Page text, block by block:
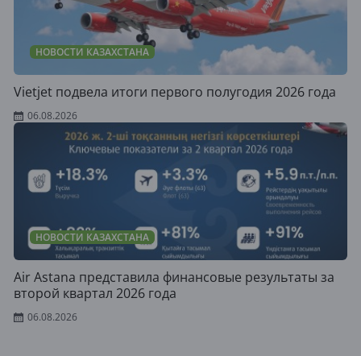
НОВОСТИ КАЗАХСТАНА
Vietjet подвела итоги первого полугодия 2026 года
06.08.2026
НОВОСТИ КАЗАХСТАНА
Air Astana представила финансовые результаты за
второй квартал 2026 года
06.08.2026